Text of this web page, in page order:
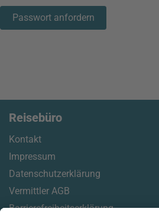
Passwort anfordern
Reisebüro
Kontakt
Impressum
Datenschutzerklärung
Vermittler AGB
Barrierefreiheitserklärung